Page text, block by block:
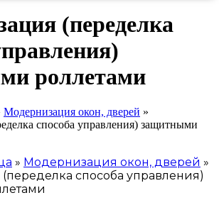
(переделка
роллетами
Модернизация окон, дверей »
способа управления) защитными
» Модернизация окон, дверей »
способа управления)